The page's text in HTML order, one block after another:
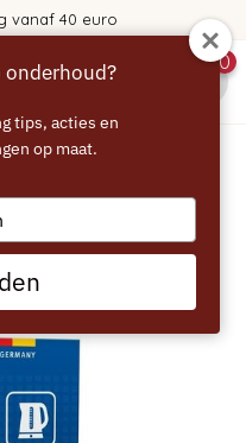
vanaf 40 euro
0
- 6 stuks
alternatief
onderhoud?
tips, acties en
op maat.